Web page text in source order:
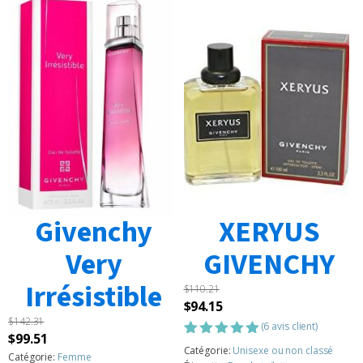
Givenchy
Very
Irrésistible
$142.31
Le
prix
$99.51
prix
Catégorie: Femme
XERYUS
GIVENCHY
$110.21
Le
prix
initial
$94.15Le
prix
actuel
Noté5.00
sur 5
6
(6 avis client)
Catégorie: Unisexe ou non classé